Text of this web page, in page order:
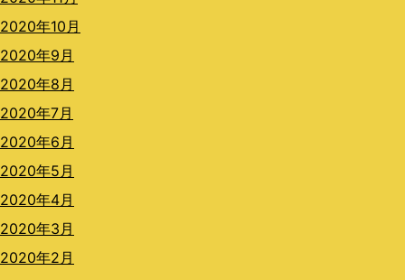
2020年10月
2020年9月
2020年8月
2020年7月
2020年6月
2020年5月
2020年4月
2020年3月
2020年2月